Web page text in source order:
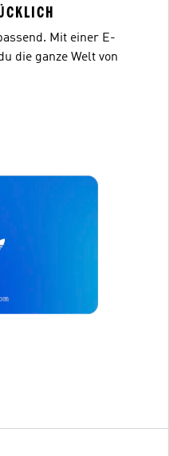
Mit einer E-
die ganze Welt von